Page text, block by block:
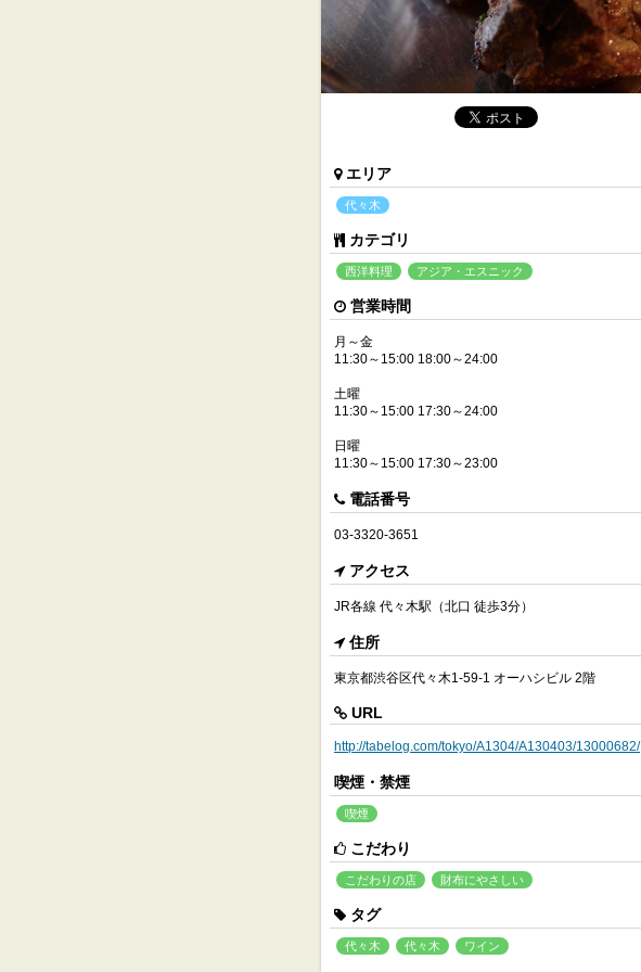
エリア
代々木
カテゴリ
西洋料理 アジア・エスニック
営業時間
月～金
11:30～15:00 18:00～24:00
土曜
11:30～15:00 17:30～24:00
日曜
11:30～15:00 17:30～23:00
電話番号
03-3320-3651
アクセス
JR各線 代々木駅（北口 徒歩3分）
住所
東京都渋谷区代々木1-59-1 オーハシビル 2階
URL
http://tabelog.com/tokyo/A1304/A130403/13000682/
喫煙・禁煙
喫煙
こだわり
こだわりの店 財布にやさしい
タグ
代々木 代々木 ワイン